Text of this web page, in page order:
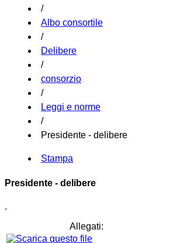
/
Albo consortile
/
Delibere
/
consorzio
/
Leggi e norme
/
Presidente - delibere
Stampa
Presidente - delibere
.
Allegati: